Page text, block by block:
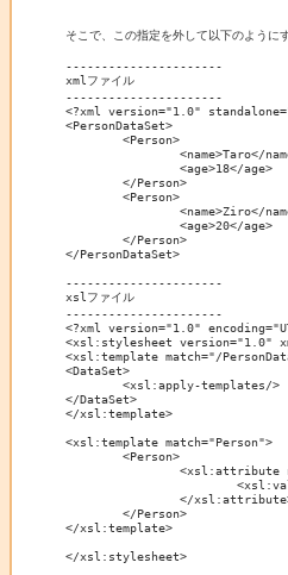
そこで、この指定を外して以下のように
----------------------
xmlファイル
----------------------
<?xml version="1.0"
<PersonDataSet>
	<Person>
		<name>Taro</name>
		<age>18</age>
	</Person>
	<Person>
		<name>Ziro</name>
		<age>20</age>
	</Person>
</PersonDataSet>
----------------------
xslファイル
----------------------
<?xml version="1.0"
<xsl:stylesheet version="1.0"
<xsl:template match="/
<DataSet>
	<xsl:apply-templates/>
</DataSet>
</xsl:template>
<xsl:template match="Person">
	<Person>
		<xsl:attribute name="name">
			<xsl:value-of select="name"/>
		</xsl:attribute>
	</Person>
</xsl:template>
</xsl:stylesheet>